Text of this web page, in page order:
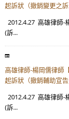
起訴狀（撤銷變更之訴
2012.4.27 高雄律師
(訴...
高雄律師-楊岡儒律師
起訴狀（撤銷輔助宣告
2012.4.27 高雄律師
(訴...